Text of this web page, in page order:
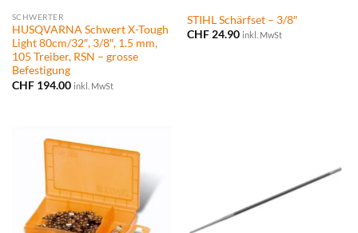
SCHWERTER
HUSQVARNA Schwert X-Tough
Light 80cm/32″, 3/8″, 1.5 mm,
105 Treiber, RSN – grosse
Befestigung
CHF194.00 inkl. MwSt
STIHL Schärfset – 3/8″
CHF24.90 inkl. MwSt